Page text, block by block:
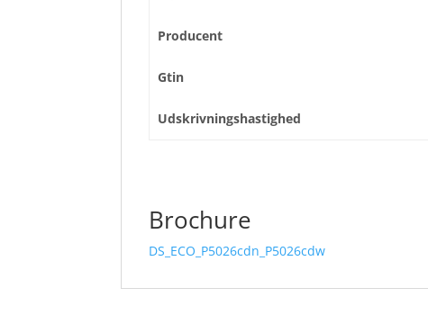
Producent
Gtin
Udskrivningshastighed
Brochure
DS_ECO_P5026cdn_P5026cdw